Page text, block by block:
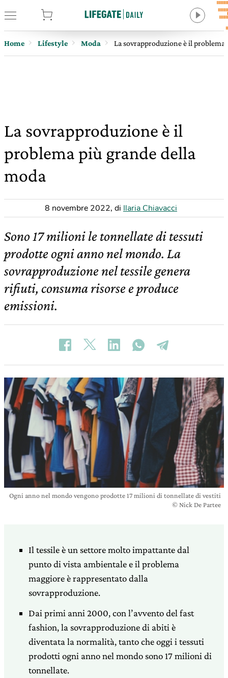
Home Lifestyle Moda La sovrapproduzione è il problema
La sovrapproduzione è il
problema più grande della
moda
8 novembre 2022, di Ilaria Chiavacci
Sono 17 milioni le tonnellate di tessuti
prodotte ogni anno nel mondo. La
sovrapproduzione nel tessile genera
rifiuti, consuma risorse e produce
emissioni.
Ogni anno nel mondo vengono prodotte 17 milioni di tonnellate di vestiti
© Nick De Partee
Il tessile è un settore molto impattante dal
punto di vista ambientale e il problema
maggiore è rappresentato dalla
sovrapproduzione.
Dai primi anni 2000, con l’avvento del fast
fashion, la sovrapproduzione di abiti è
diventata la normalità, tanto che oggi i tessuti
prodotti ogni anno nel mondo sono 17 milioni di
tonnellate.